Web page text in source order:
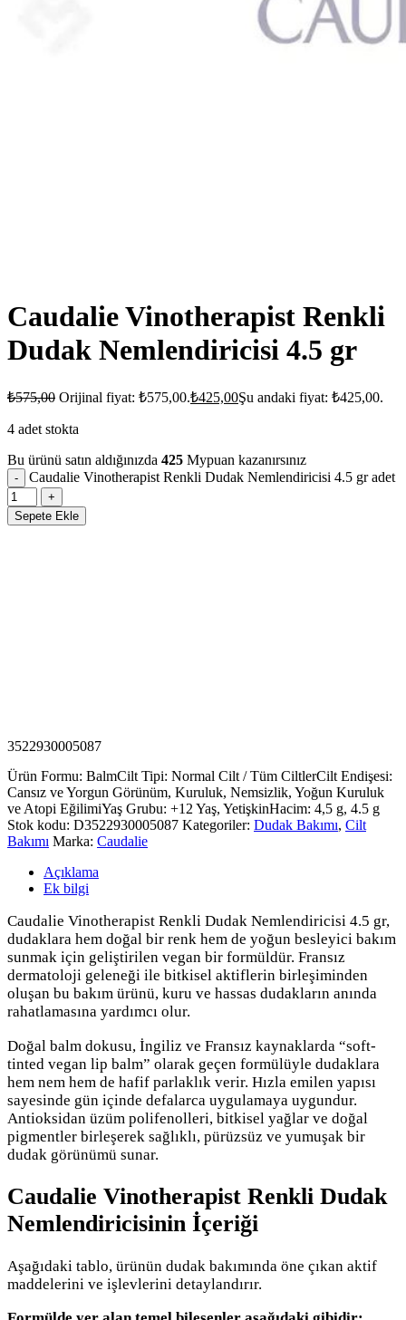
Caudalie Vinotherapist Renkli
Dudak Nemlendiricisi 4.5 gr
₺575,00 Orijinal fiyat: ₺575,00.₺425,00Şu andaki fiyat: ₺425,00.
4 adet stokta
Bu ürünü satın aldığınızda 425 Mypuan kazanırsınız
Caudalie Vinotherapist Renkli Dudak Nemlendiricisi 4.5 gr adet
Sepete Ekle
3522930005087
Ürün Formu: BalmCilt Tipi: Normal Cilt / Tüm CiltlerCilt Endişesi:
Cansız ve Yorgun Görünüm, Kuruluk, Nemsizlik, Yoğun Kuruluk
ve Atopi EğilimiYaş Grubu: +12 Yaş, YetişkinHacim: 4,5 g, 4.5 g
Stok kodu: D3522930005087 Kategoriler: Dudak Bakımı, Cilt
Bakımı Marka: Caudalie
Açıklama
Ek bilgi
Caudalie Vinotherapist Renkli Dudak Nemlendiricisi 4.5 gr,
dudaklara hem doğal bir renk hem de yoğun besleyici bakım
sunmak için geliştirilen vegan bir formüldür. Fransız
dermatoloji geleneği ile bitkisel aktiflerin birleşiminden
oluşan bu bakım ürünü, kuru ve hassas dudakların anında
rahatlamasına yardımcı olur.
Doğal balm dokusu, İngiliz ve Fransız kaynaklarda “soft-
tinted vegan lip balm” olarak geçen formülüyle dudaklara
hem nem hem de hafif parlaklık verir. Hızla emilen yapısı
sayesinde gün içinde defalarca uygulamaya uygundur.
Antioksidan üzüm polifenolleri, bitkisel yağlar ve doğal
pigmentler birleşerek sağlıklı, pürüzsüz ve yumuşak bir
dudak görünümü sunar.
Caudalie Vinotherapist Renkli Dudak
Nemlendiricisinin İçeriği
Aşağıdaki tablo, ürünün dudak bakımında öne çıkan aktif
maddelerini ve işlevlerini detaylandırır.